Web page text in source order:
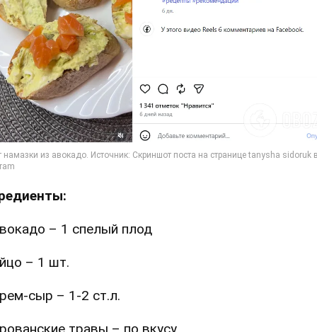
– 1 спелый плод
– 1 шт.
сыр – 1-2 ст.л.
травы – по вкусу